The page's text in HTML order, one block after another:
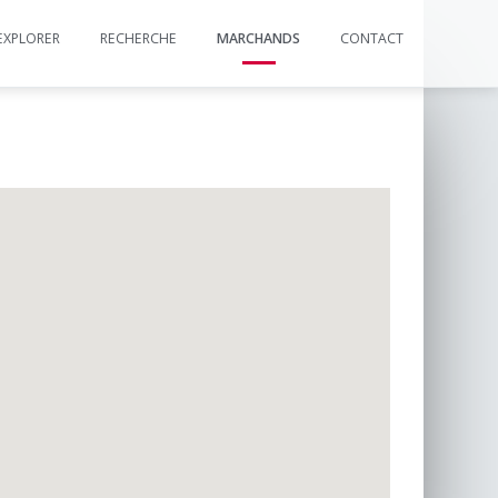
RECHERCHE MARCHANDS CONTACT